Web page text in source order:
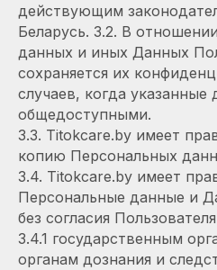
действующим
Беларусь. 3.2. В
данных и иных Данных
сохраняется их
случаев, когда указанные
общедоступными.
3.3. Titokcare.by имеет
копию Персональных
3.4. Titokcare.by имеет
Персональные данные и
без согласия
3.4.1 государственным
органам дознания и